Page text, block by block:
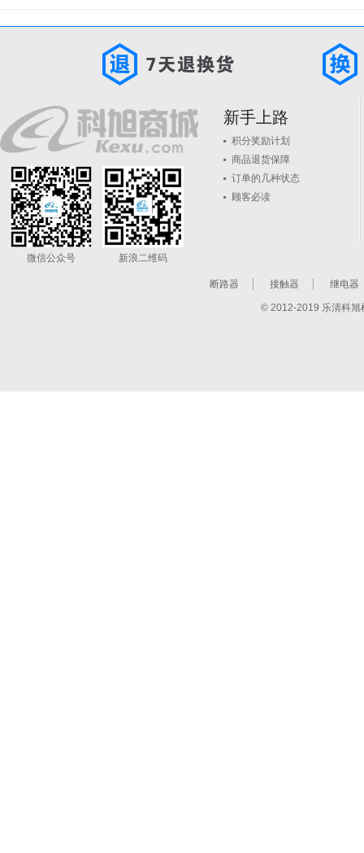
微信公众号 新浪二维码
新手上路
积分奖励计划
商品退货保障
订单的几种状态
顾客必读
断路器 接触器 继电器
© 2012-2019 乐清科旭